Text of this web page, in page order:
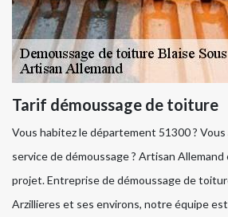
Tarif démoussage de toiture
Vous habitez le département 51300 ? Vous
service de démoussage ? Artisan
projet. Entreprise de démoussage de
Arzillieres et ses environs, notre équipe